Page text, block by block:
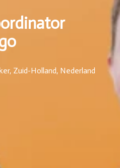
, Zuid-Holland, Nederland